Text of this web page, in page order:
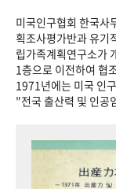
미국인구협회 한국사
획조사평가반과 유기
립가족계획연구소가
1층으로 이전하여 협
1971년에는 미국 인
"전국 출산력 및 인공